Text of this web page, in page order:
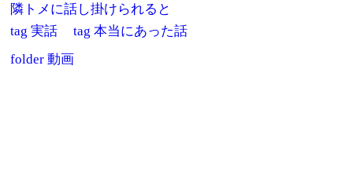
隣トメに話し掛けられると
tag実話 tag本当にあった話
folder動画